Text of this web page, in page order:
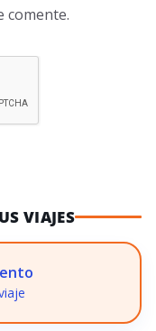
comente.
VIAJES